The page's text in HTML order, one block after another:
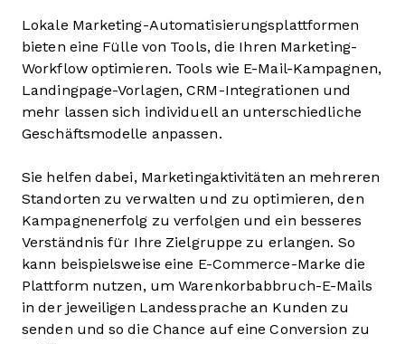
Lokale Marketing-Automatisierungsplattformen
bieten eine Fülle von Tools, die Ihren Marketing-
Workflow optimieren. Tools wie E-Mail-Kampagnen,
Landingpage-Vorlagen, CRM-Integrationen und
mehr lassen sich individuell an unterschiedliche
Geschäftsmodelle anpassen.
Sie helfen dabei, Marketingaktivitäten an mehreren
Standorten zu verwalten und zu optimieren, den
Kampagnenerfolg zu verfolgen und ein besseres
Verständnis für Ihre Zielgruppe zu erlangen. So
kann beispielsweise eine E-Commerce-Marke die
Plattform nutzen, um Warenkorbabbruch-E-Mails
in der jeweiligen Landessprache an Kunden zu
senden und so die Chance auf eine Conversion zu